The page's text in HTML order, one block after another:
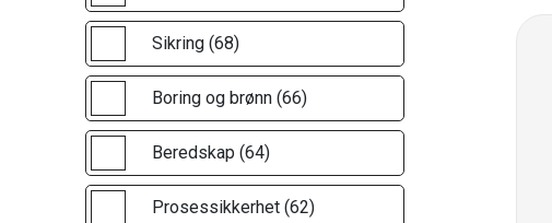
Sikring (68)
Boring og brønn (66)
Beredskap (64)
Prosessikkerhet (62)